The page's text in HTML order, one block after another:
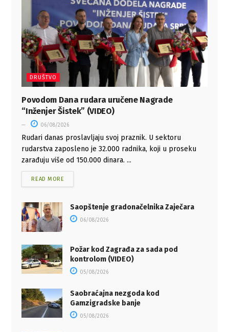
DRUŠTVO
Povodom Dana rudara uručene Nagrade
“Inženjer Šistek” (VIDEO)
06/08/2026
Rudari danas proslavljaju svoj praznik. U sektoru
rudarstva zaposleno je 32.000 radnika, koji u proseku
zarađuju više od 150.000 dinara. ...
READ MORE
Saopštenje gradonačelnika Zaječara
06/08/2026
Požar kod Zagrađa za sada pod
kontrolom (VIDEO)
05/08/2026
Saobraćajna nezgoda kod
Gamzigradske banje
05/08/2026